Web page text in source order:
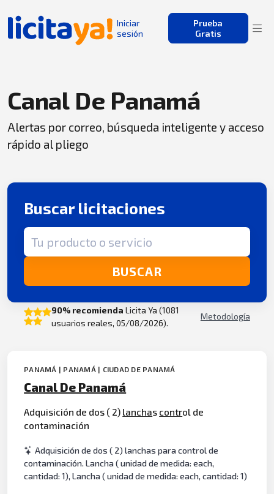
Iniciar
sesión
Prueba
Gratis
Canal De Panamá
Alertas por correo, búsqueda inteligente y acceso
rápido al pliego
Buscar licitaciones
Término de búsqueda
BUSCAR
90% recomienda Licita Ya (1081
usuarios reales, 05/08/2026).
Metodología
PANAMÁ | PANAMÁ | CIUDAD DE PANAMÁ
Canal De Panamá
Adquisición de dos ( 2) lanchas control de
contaminación
Adquisición de dos ( 2) lanchas para control de
contaminación. Lancha ( unidad de medida: each,
cantidad: 1), Lancha ( unidad de medida: each, cantidad: 1)